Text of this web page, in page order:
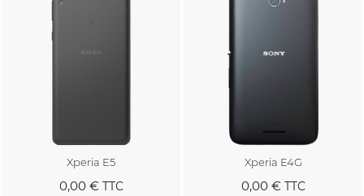
Xperia E5
0,00 €TTC
Xperia E4G
0,00 €TTC